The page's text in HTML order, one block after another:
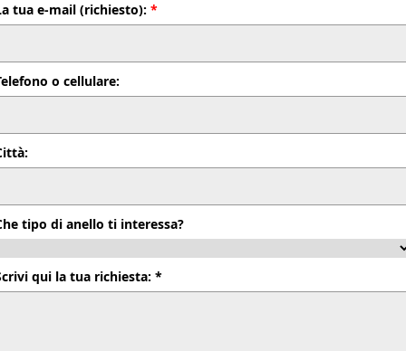
tua e-mail (richiesto): *
o cellulare:
tipo di anello ti interessa?
qui la tua richiesta: *